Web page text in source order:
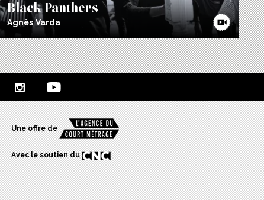
Black Panthers
Agnès Varda
Une offre de
Avec le soutien du